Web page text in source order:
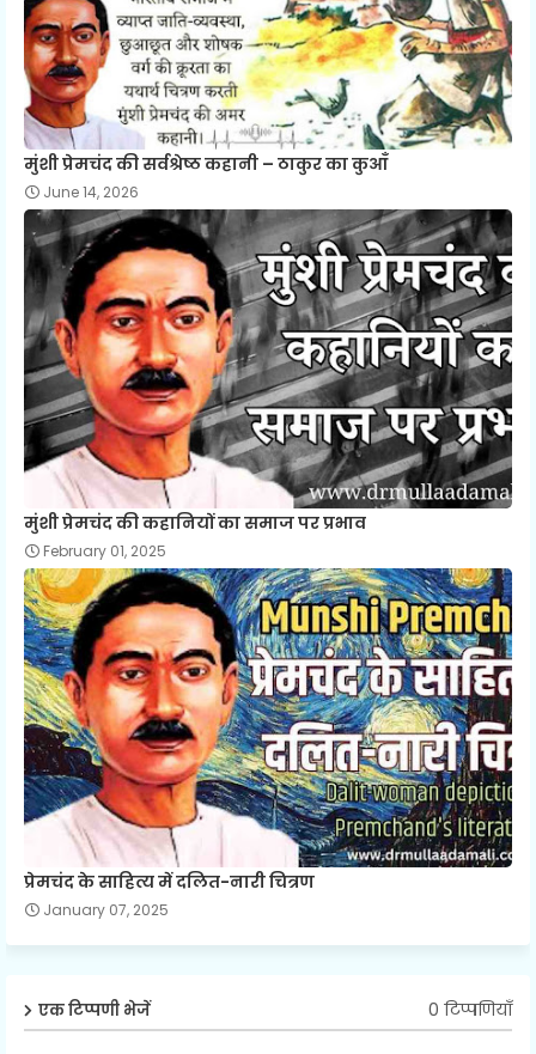
मुंशी प्रेमचंद की सर्वश्रेष्ठ कहानी – ठाकुर का कुआँ
June 14, 2026
मुंशी प्रेमचंद की कहानियों का समाज पर प्रभाव
February 01, 2025
प्रेमचंद के साहित्य में दलित-नारी चित्रण
January 07, 2025
एक टिप्पणी भेजें 0 टिप्पणियाँ